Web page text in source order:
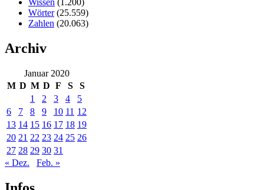
Wörter(25.559)
Zahlen (20.063)
Archiv
Januar 2020
M D M D F S
S
1
2 3 4
5
6
7 8 9 10 11 12
13 14 15 16 17 18 19
20 21 22 23 24 25 26
27 28 29 30 31
« Dez.
Feb. »